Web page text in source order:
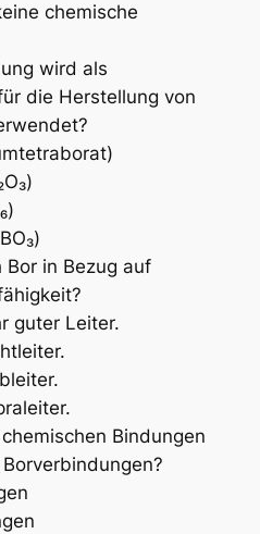
chemische
wird als
die Herstellung von
Bor in Bezug auf
guter Leiter.
Bindungen